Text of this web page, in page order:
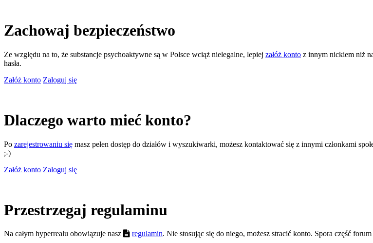
Zachowaj bezpieczeństwo
Ze względu na to, że substancje psychoaktywne są w Polsce wciąż nielegalne, lepiej załóż konto z innym nickiem niż
hasła.
Załóż konto Zaloguj się
Dlaczego warto mieć konto?
Po zarejestrowaniu się masz pełen dostęp do działów i wyszukiwarki, możesz kontaktować się z innymi członkami
;-)
Załóż konto Zaloguj się
Przestrzegaj regulaminu
Na całym hyperrealu obowiązuje nasz regulamin. Nie stosując się do niego, możesz stracić konto. Spora część